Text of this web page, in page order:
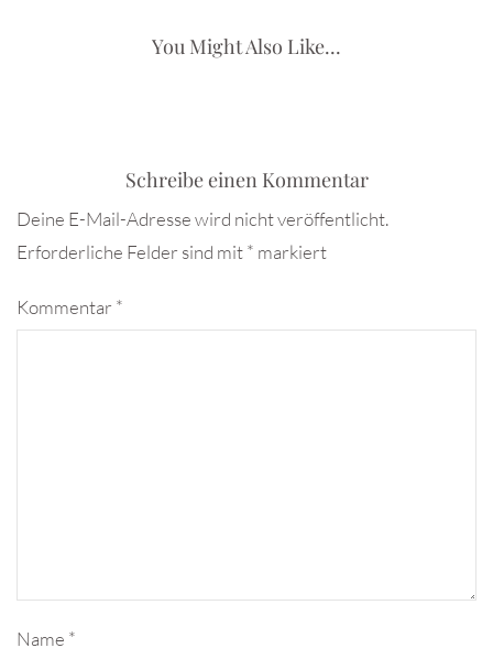
You Might Also Like...
Schreibe einen Kommentar
Deine E-Mail-Adresse wird nicht veröffentlicht.
Erforderliche Felder sind mit* markiert
Kommentar *
Name *